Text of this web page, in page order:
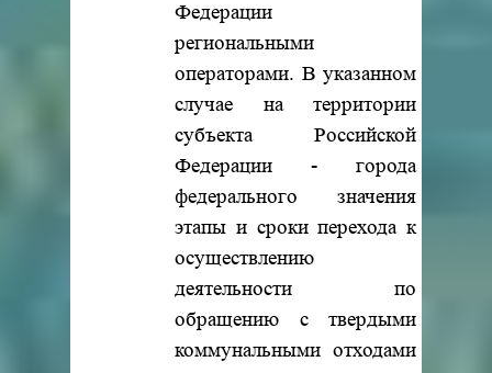
Федерации
региональными
операторами. В указанном
случае на территории
субъекта Российской
Федерации - города
федерального значения
этапы и сроки перехода к
осуществлению
деятельности по
обращению с твердыми
коммунальными отходами